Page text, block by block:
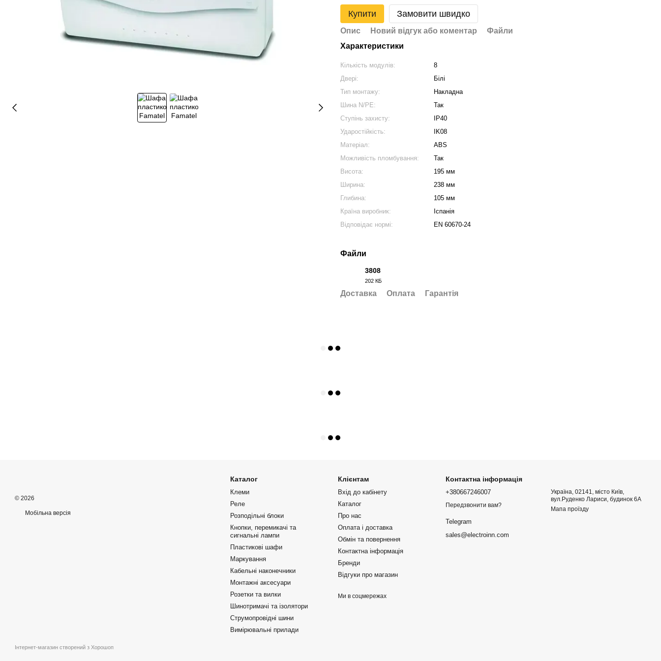
Купити Замовити швидко
Опис Новий відгук або коментар
Файли
Характеристики
Кількість модулів:
8
Двері:
Білі
Тип монтажу:
Накладна
Шина N/PE:
Так
Ступінь захисту:
IP40
Ударостійкість:
IK08
Матеріал:
ABS
Можливість пломбування:
Так
Висота:
195 мм
Ширина:
238 мм
Глибина:
105 мм
Країна виробник:
Іспанія
Відповідає нормі:
EN 60670-24
Файли
3808
202 КБ
Доставка Оплата Гарантія
© 2026
Мобільна версія
Інтернет-магазин створений з Хорошоп
Каталог
Клеми
Реле
Розподільні блоки
Кнопки, перемикачі та
сигнальні лампи
Пластикові шафи
Маркування
Кабельні наконечники
Монтажні аксесуари
Розетки та вилки
Шинотримачі та ізолятори
Струмопровідні шини
Вимірювальні прилади
Клієнтам
Вхід до кабінету
Каталог
Про нас
Оплата і доставка
Обмін та повернення
Контактна інформація
Бренди
Відгуки про магазин
Ми в соцмережах
Контактна інформація
+380667246007
Передзвонити вам?
Telegram
sales@electroinn.com
Україна, 02141, місто Київ,
вул.Руденко Лариси, будинок 6А
Мапа проїзду